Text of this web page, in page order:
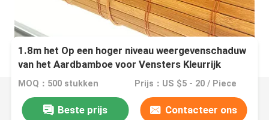
1.8m het Op een hoger niveau weergevenschaduw
van het Aardbamboe voor Vensters Kleurrijk
Roman Curtains Light Filtering
MOQ：500 stukken Prijs：US $5 - 20 / Piece
Beste prijs Contacteer ons